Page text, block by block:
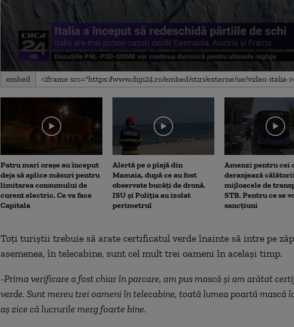
0
seconds
1
Volume
90%
embed
Patru mari orașe au început
deja să aplice măsuri pentru
limitarea consumului de
curent electric. Ce va face
Capitala
Alertă pe o plajă din
Mamaia, după ce au fost
observate bucăți de dronă.
ISU și Poliția au izolat
perimetrul
Amenzi pentru cei
deranjează
mijloacele de
STB. Pentru ce se
sancțiuni
Toți turiștii trebuie să arate certificatul verde înainte să intre pe
asemenea, în telecabine, sunt cel mult trei oameni în același timp.
-Prima verificare a fost chiar în parcare, am pus mască și am arătat
verde. Sunt mereu trei oameni în telecabine, toată lumea poartă mască
aș zice că lucrurile merg foarte bine.